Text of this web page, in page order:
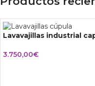
Lavavajillas industrial
3.750,00€